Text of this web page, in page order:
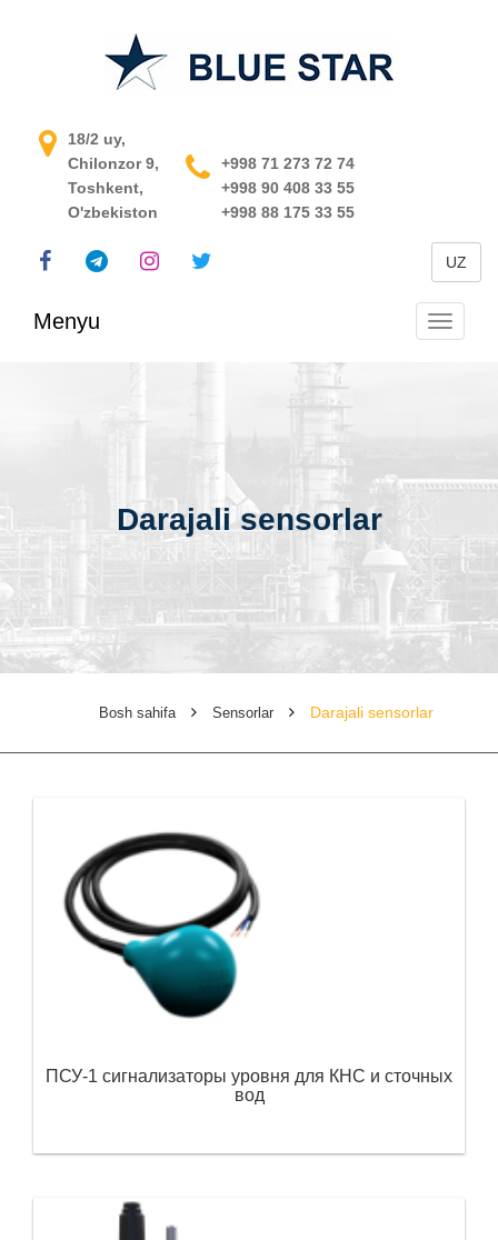
O'zbekistondagi jarayonni
boshqarish tizimi
18/2 uy,
Chilonzor 9,
Toshkent,
O'zbekiston
+998 71 273 72 74
+998 90 408 33 55
+998 88 175 33 55
UZ
Menyu
Darajali sensorlar
Bosh sahifa Sensorlar Darajali sensorlar
ПСУ-1 сигнализаторы уровня для КНС и сточных
вод